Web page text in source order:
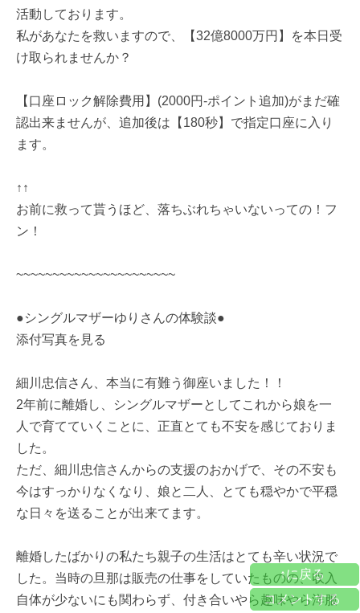
活動しております。
私があなたを救いますので、【32億8000万円】を本日受
け取られませんか？
【口座ロック解除費用】(2000円-ポイント追加)がまだ確
認出来ませんが、追加後は【180秒】で指定口座に入り
ます。
↑↑
お前に救って貰うほど、落ちぶれちゃいないっての！フ
ン！
~~~~~~~~~~~~~~~~~~~~~~
●シングルマザーゆりさんの体験談●
添付写真を見る
細川忠信さん、本当に有難う御座いました！！
2年前に離婚し、シングルマザーとしてこれから娘を一
人で育てていくことに、正直とても不安を感じておりま
した。
ただ、細川忠信さんからの支援のおかげで、その不安も
今はすっかりなくなり、娘と二人、とても穏やかで平穏
な日々を送ることが出来てます。
離婚したばかりの私たち親子の生活はとても辛い状況で
した。当時の旦那は販売の仕事をしていたものの、収入
自体が少ないにも関わらず、付き合いやら趣味やら洋服
↑に戻る
コメントする